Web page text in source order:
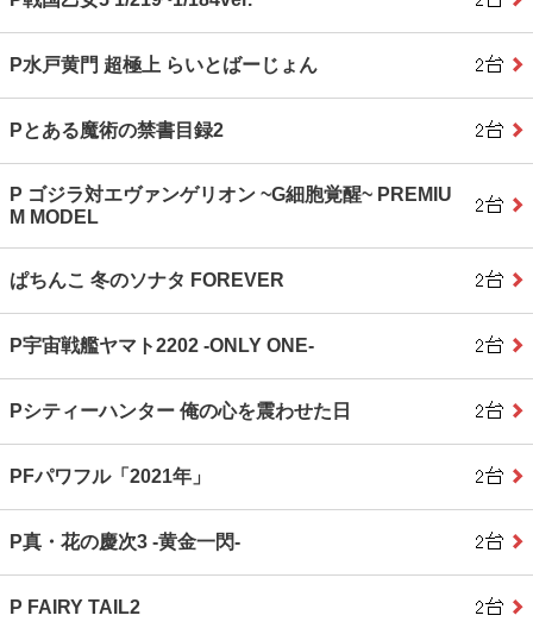
P水戸黄門 超極上 らいとばーじょん
Pとある魔術の禁書目録2
P ゴジラ対エヴァンゲリオン ~G細胞覚醒~ PREMIU
M MODEL
ぱちんこ 冬のソナタ FOREVER
P宇宙戦艦ヤマト2202 ‐ONLY ONE‐
Pシティーハンター 俺の心を震わせた日
PFパワフル「2021年」
P真・花の慶次3 ‐黄金一閃‐
P FAIRY TAIL2